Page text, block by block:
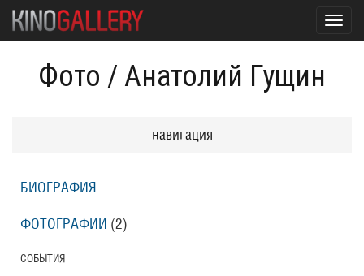
Фото / Анатолий Гущин
навигация
БИОГРАФИЯ
ФОТОГРАФИИ (2)
СОБЫТИЯ